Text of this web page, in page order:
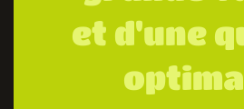
et d'une